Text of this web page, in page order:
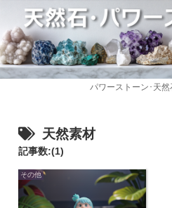
パワーストーン･天
天然素材
記事数:(1)
その他